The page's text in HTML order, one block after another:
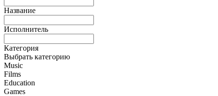
Название
Исполнитель
Категория
Выбрать категорию
Music
Films
Education
Games